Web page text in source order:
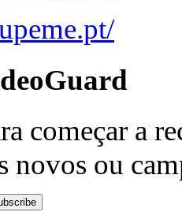
começar a
novos ou